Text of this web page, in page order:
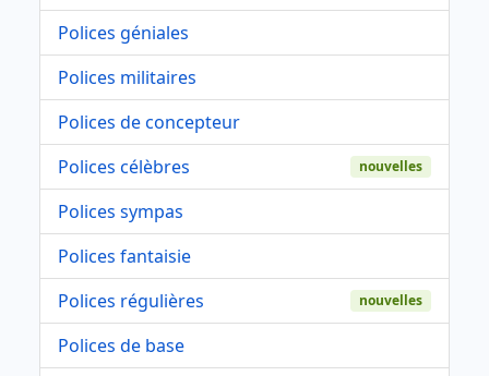
Polices géniales
Polices militaires
Polices de concepteur
Polices célèbres
nouvelles
Polices sympas
Polices fantaisie
Polices régulières
nouvelles
Polices de base